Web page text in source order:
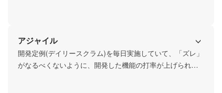
アジャイル
開発定例(デイリースクラム)を毎日実施していて、「ズレ」
がなるべくないように、開発した機能の打率が上げられる